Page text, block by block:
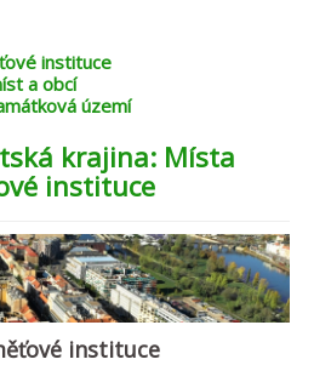
instituce
a obcí
území
krajina: Místa
instituce
instituce